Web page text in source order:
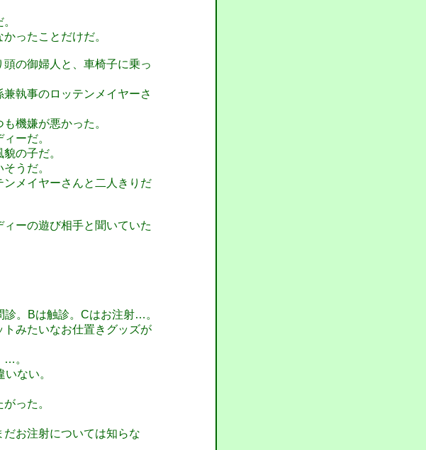
ったことだけだ。
の御婦人と、車椅子に乗っ
執事のロッテンメイヤーさ
機嫌が悪かった。
ーだ。
の子だ。
うだ。
メイヤーさんと二人きりだ
ーの遊び相手と聞いていた
。Bは触診。Cはお注射…。
みたいなお仕置きグッズが
…。
ない。
った。
お注射については知らな